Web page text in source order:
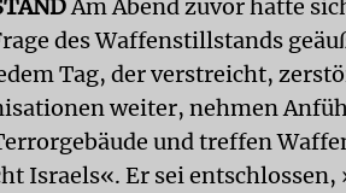
Am Abend zuvor hatte
des Waffenstillstands
Tag, der verstreicht,
weiter, nehmen
und treffen
Israels«. Er sei entschlossen,